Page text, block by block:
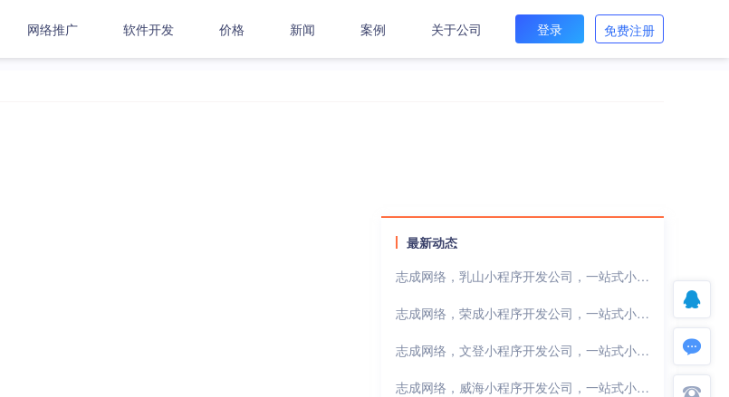
网络推广 软件开发 价格 新闻 案例 关于公司 登录 免费注册
最新动态
志成网络，乳山小程序开发公司，一站式小程序开发解决方案
志成网络，荣成小程序开发公司，一站式小程序开发解决方案
志成网络，文登小程序开发公司，一站式小程序开发解决方案
志成网络，威海小程序开发公司，一站式小程序开发解决方案